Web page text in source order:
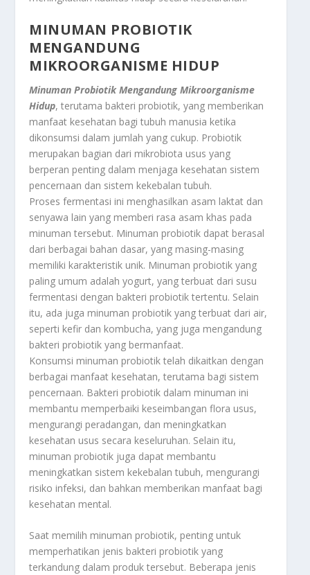
MINUMAN PROBIOTIK
MENGANDUNG
MIKROORGANISME HIDUP
Minuman Probiotik Mengandung Mikroorganisme
Hidup, terutama bakteri probiotik, yang memberikan
manfaat kesehatan bagi tubuh manusia ketika
dikonsumsi dalam jumlah yang cukup. Probiotik
merupakan bagian dari mikrobiota usus yang
berperan penting dalam menjaga kesehatan sistem
pencernaan dan sistem kekebalan tubuh.
Proses fermentasi ini menghasilkan asam laktat dan
senyawa lain yang memberi rasa asam khas pada
minuman tersebut. Minuman probiotik dapat berasal
dari berbagai bahan dasar, yang masing-masing
memiliki karakteristik unik. Minuman probiotik yang
paling umum adalah yogurt, yang terbuat dari susu
fermentasi dengan bakteri probiotik tertentu. Selain
itu, ada juga minuman probiotik yang terbuat dari air,
seperti kefir dan kombucha, yang juga mengandung
bakteri probiotik yang bermanfaat.
Konsumsi minuman probiotik telah dikaitkan dengan
berbagai manfaat kesehatan, terutama bagi sistem
pencernaan. Bakteri probiotik dalam minuman ini
membantu memperbaiki keseimbangan flora usus,
mengurangi peradangan, dan meningkatkan
kesehatan usus secara keseluruhan. Selain itu,
minuman probiotik juga dapat membantu
meningkatkan sistem kekebalan tubuh, mengurangi
risiko infeksi, dan bahkan memberikan manfaat bagi
kesehatan mental.
Saat memilih minuman probiotik, penting untuk
memperhatikan jenis bakteri probiotik yang
terkandung dalam produk tersebut. Beberapa jenis